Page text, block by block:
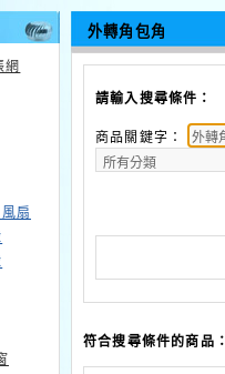
扇
外轉角包角
請輸入搜尋條件：
商品關鍵字：
符合搜尋條件的商品：